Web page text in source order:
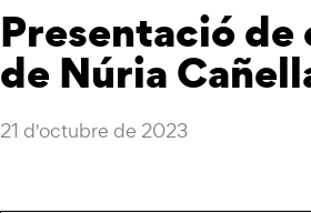
Presentació
de Núria
21 d'octubre de 2023